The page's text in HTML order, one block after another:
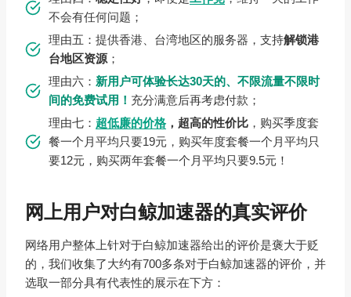
不会有任何问题；
理由五：提供香港、台湾地区的服务器，支持解锁港
台地区资源；
理由六： 新用户可体验长达30天的、不限流量不限时
间的免费试用！ 充分满意后再考虑付款；
理由七： 超低廉的价格，超高的性价比 ，购买季度套
餐一个月平均只要19元，购买年度套餐一个月平均只
要12元，购买两年套餐一个月平均只要9.5元！
网上用户对白鲸加速器的真实评价
网络用户整体上针对于白鲸加速器给出的评价是褒大于贬
的，我们收集了大约有700多条对于白鲸加速器的评价，并
选取一部分具有代表性的展示在下方：